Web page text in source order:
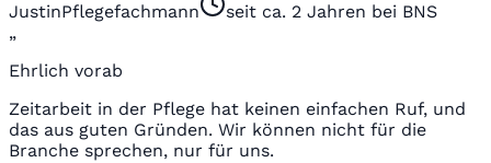
JustinPflegefachmann
seit ca. 2 Jahren bei BNS
„
Ehrlich vorab
Zeitarbeit in der Pflege hat keinen einfachen Ruf, und
das aus guten Gründen. Wir können nicht für die
Branche sprechen, nur für uns.